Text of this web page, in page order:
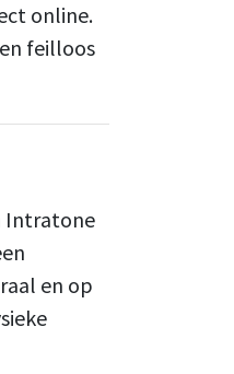
online.
feilloos
Intratone
en op